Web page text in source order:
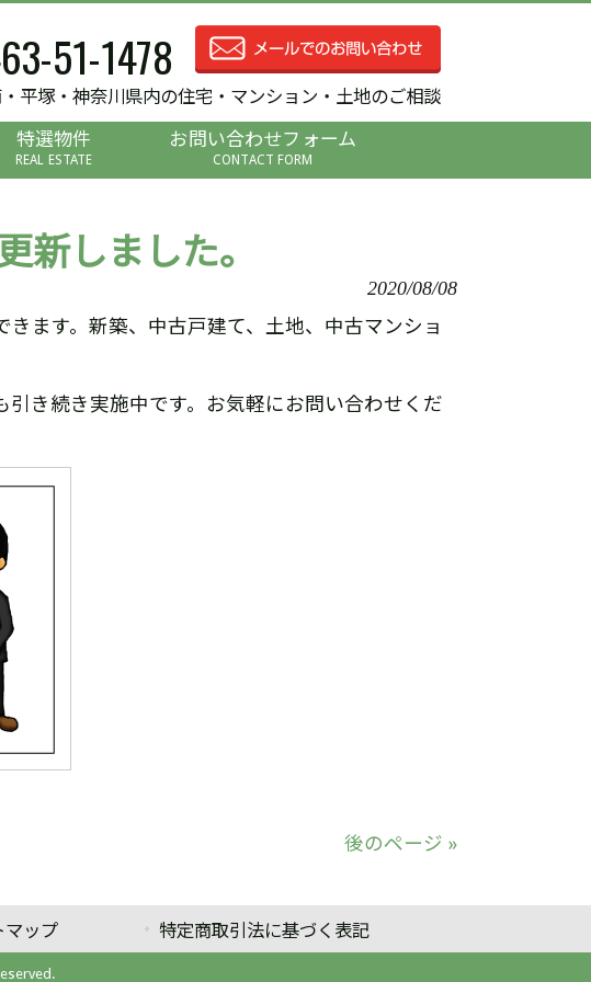
51-1478
平塚・神奈川県内の住宅・マンション・土地のご相談
特選物件
REAL ESTATE
お問い合わせフォーム
CONTACT FORM
しました。
2020/08/08
ます。新築、中古戸建て、土地、中古マンショ
き続き実施中です。お気軽にお問い合わせくだ
後のページ »
マップ 特定商取引法に基づく表記